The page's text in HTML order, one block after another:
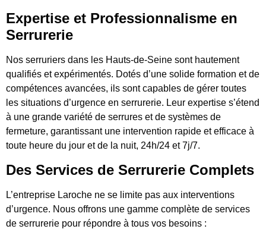
Expertise et Professionnalisme en
Serrurerie
Nos serruriers dans les Hauts-de-Seine sont hautement
qualifiés et expérimentés. Dotés d’une solide formation et de
compétences avancées, ils sont capables de gérer toutes
les situations d’urgence en serrurerie. Leur expertise s’étend
à une grande variété de serrures et de systèmes de
fermeture, garantissant une intervention rapide et efficace à
toute heure du jour et de la nuit, 24h/24 et 7j/7.
Des Services de Serrurerie Complets
L’entreprise Laroche ne se limite pas aux interventions
d’urgence. Nous offrons une gamme complète de services
de serrurerie pour répondre à tous vos besoins :